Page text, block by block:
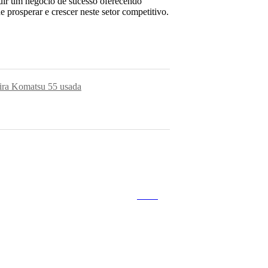
e crescer neste setor competitivo.
Komatsu 55 usada